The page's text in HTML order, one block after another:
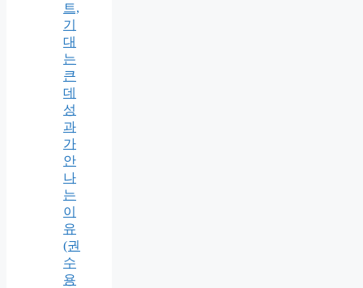
트,
기
대
는
큰
데
성
과
가
안
나
는
이
유
(권
수
용